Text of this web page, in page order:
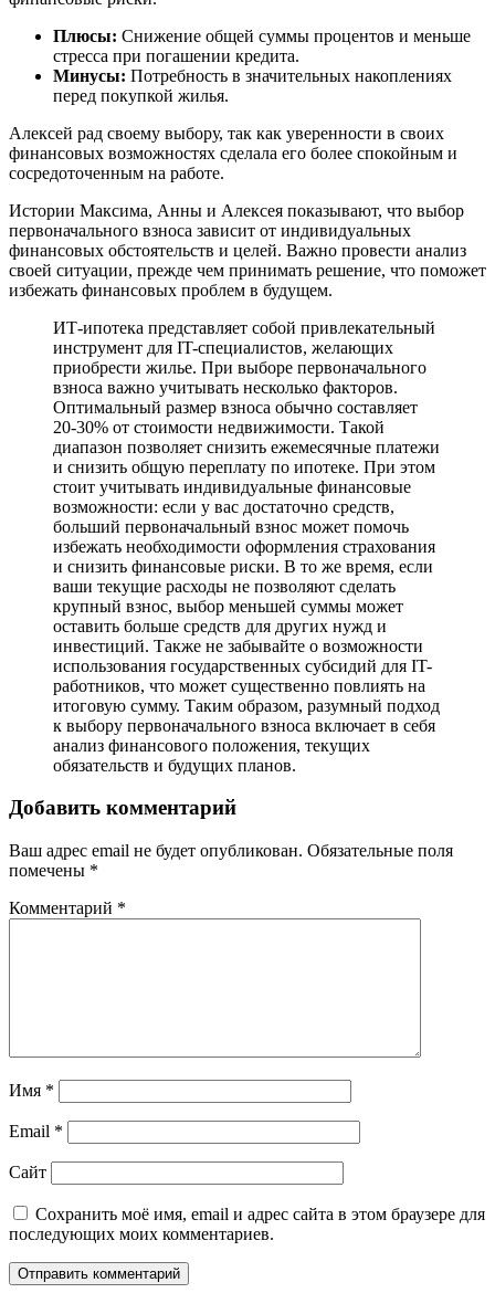
Плюсы: Снижение общей суммы процентов и меньше
стресса при погашении кредита.
Минусы: Потребность в значительных накоплениях
перед покупкой жилья.
Алексей рад своему выбору, так как уверенности в своих
финансовых возможностях сделала его более спокойным и
сосредоточенным на работе.
Истории Максима, Анны и Алексея показывают, что выбор
первоначального взноса зависит от индивидуальных
финансовых обстоятельств и целей. Важно провести анализ
своей ситуации, прежде чем принимать решение, что поможет
избежать финансовых проблем в будущем.
ИТ-ипотека представляет собой привлекательный
инструмент для IT-специалистов, желающих
приобрести жилье. При выборе первоначального
взноса важно учитывать несколько факторов.
Оптимальный размер взноса обычно составляет
20-30% от стоимости недвижимости. Такой
диапазон позволяет снизить ежемесячные платежи
и снизить общую переплату по ипотеке. При этом
стоит учитывать индивидуальные финансовые
возможности: если у вас достаточно средств,
больший первоначальный взнос может помочь
избежать необходимости оформления страхования
и снизить финансовые риски. В то же время, если
ваши текущие расходы не позволяют сделать
крупный взнос, выбор меньшей суммы может
оставить больше средств для других нужд и
инвестиций. Также не забывайте о возможности
использования государственных субсидий для IT-
работников, что может существенно повлиять на
итоговую сумму. Таким образом, разумный подход
к выбору первоначального взноса включает в себя
анализ финансового положения, текущих
обязательств и будущих планов.
Добавить комментарий
Ваш адрес email не будет опубликован. Обязательные поля
помечены *
Комментарий *
Имя *
Email *
Сайт
Сохранить моё имя, email и адрес сайта в этом браузере для
последующих моих комментариев.